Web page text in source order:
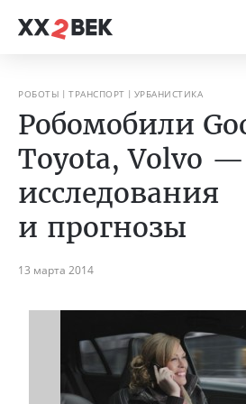
РОБОТЫ ТРАНСПОРТ УРБАНИСТИКА
Робомобили
Toyota, Volvo —
исследования
и прогнозы
13 марта 2014